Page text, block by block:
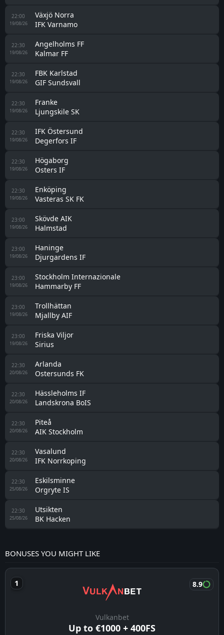
22:00
19/08/26
Växjö Norra
IFK Varnamo
22:30
19/08/26
Angelholms FF
Kalmar FF
22:30
19/08/26
FBK Karlstad
GIF Sundsvall
22:30
19/08/26
Franke
Ljungskile SK
22:30
19/08/26
IFK Östersund
Degerfors IF
22:30
19/08/26
Högaborg
Osters IF
22:30
19/08/26
Enköping
Vasteras SK FK
23:00
19/08/26
Skövde AIK
Halmstad
23:00
19/08/26
Haninge
Djurgardens IF
23:00
19/08/26
Stockholm Internazionale
Hammarby FF
23:00
19/08/26
Trollhättan
Mjallby AIF
23:00
19/08/26
Friska Viljor
Sirius
22:30
20/08/26
Arlanda
Ostersunds FK
22:30
20/08/26
Hässleholms IF
Landskrona BoIS
22:30
20/08/26
Piteå
AIK Stockholm
22:30
20/08/26
Vasalund
IFK Norrkoping
22:30
25/08/26
Eskilsminne
Orgryte IS
22:30
25/08/26
Utsikten
BK Hacken
BONUSES YOU MIGHT LIKE
Vulkanbet
Up to €1000 + 400FS
8.9